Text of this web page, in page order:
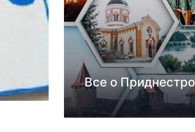
Все о